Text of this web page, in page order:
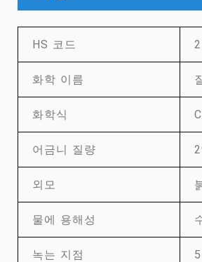
HS 코드
화학 이름
화학식
어금니 질량
외모
물에 용해성
녹는 지점